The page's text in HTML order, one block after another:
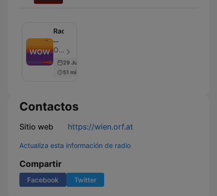
Radio
Wien
WOW
ORF Radio Wien - Episodio 1
29 Jun 2026
51 min
Contactos
Sitio web https://wien.orf.at
Actualiza esta información de radio
Compartir
Facebook Twitter